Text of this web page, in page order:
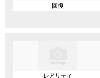
回復
レアリティ